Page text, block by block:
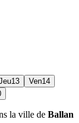
13 Ven14
la ville de Ballan